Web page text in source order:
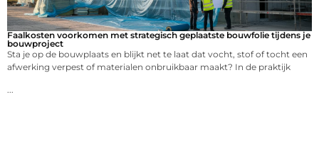
Faalkosten voorkomen met strategisch geplaatste bouwfolie tijdens je
bouwproject
Sta je op de bouwplaats en blijkt net te laat dat vocht, stof of tocht een
afwerking verpest of materialen onbruikbaar maakt? In de praktijk
...